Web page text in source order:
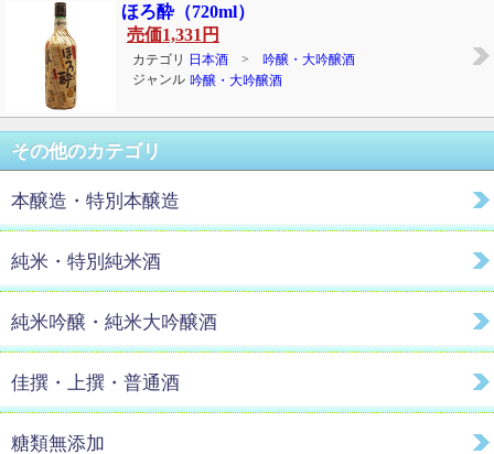
ほろ酔（720ml）
売価1,331円
カテゴリ 日本酒 > 吟醸・大吟醸酒
ジャンル 吟醸・大吟醸酒
その他のカテゴリ
本醸造・特別本醸造
純米・特別純米酒
純米吟醸・純米大吟醸酒
佳撰・上撰・普通酒
糖類無添加